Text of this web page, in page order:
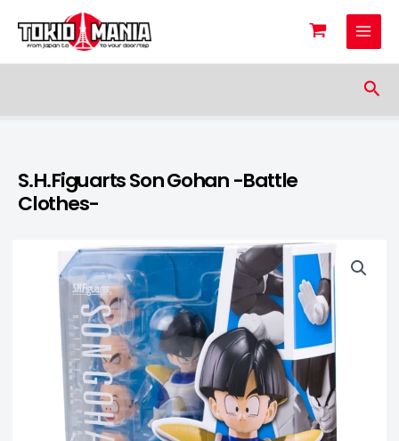
Skip to content
S.H.Figuarts Son Gohan -Battle
Clothes-